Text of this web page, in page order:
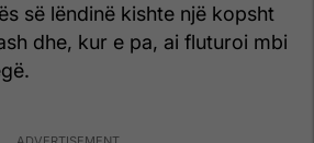
së lëndinë kishte një kopsht
dhe, kur e pa, ai fluturoi mbi